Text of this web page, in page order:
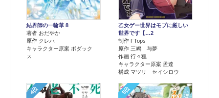
結界師の一輪華 8
著者 おだやか
原作 クレハ
キャラクター原案 ボダック
ス
乙女ゲー世界はモブに厳しい
世界です【…2
制作 FTops
原作 三嶋 与夢
作画 行々狸
キャラクター原案 孟達
構成 マツリ セイシロウ
4位 5位